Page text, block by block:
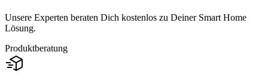
Unsere Experten beraten Dich kostenlos zu Deiner Smart Home
Lösung.
Produktberatung